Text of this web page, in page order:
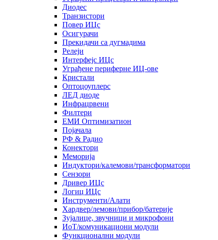
Диодес
Транзистори
Повер ИЦс
Осигурачи
Прекидачи са дугмадима
Релеји
Интерфејс ИЦс
Уграђене периферне ИЦ-ове
Кристали
Оптоцоуплерс
ЛЕД диоде
Инфрацрвени
Филтери
ЕМИ Оптимизатион
Појачала
РФ & Радио
Конектори
Меморија
Индуктори/калемови/трансформатори
Сензори
Дривер ИЦс
Логиц ИЦс
Инструменти/Алати
Хардвер/лемови/прибор/батерије
Зујалице, звучници и микрофони
ИоТ/комуникациони модули
Функционални модули